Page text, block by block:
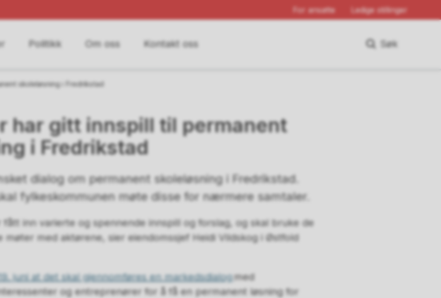
For ansatte Ledige stillinger
Politikk Om oss Kontakt oss Søk
skoleløsning i Fredrikstad
har gitt innspill til permanent
i Fredrikstad
dialog om permanent skoleløsning i Fredrikstad.
fylkeskommunen møte disse for nærmere samtaler.
fått inn varierte og spennende innspill og forslag, og skal bruke de
møter med aktørene, sier eiendomssjef Heidi Vildskog i Østfold
juni at det skal gjennomføres en markedsdialogmed
og entreprenører for å få en permanent løsning for